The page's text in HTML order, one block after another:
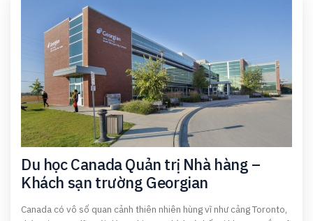
Du học Canada Quản trị Nhà hàng –
Khách sạn trường Georgian
Canada có vô số quan cảnh thiên nhiên hùng vĩ như cảng Toronto,